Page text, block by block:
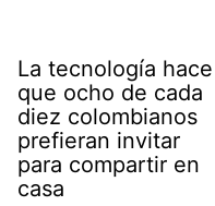
La tecnología hace
que ocho de cada
diez colombianos
prefieran invitar
para compartir en
casa